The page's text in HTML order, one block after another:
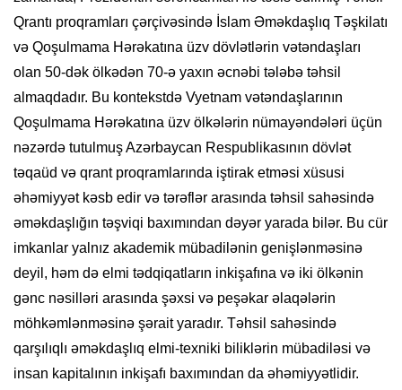
Qrantı proqramları çərçivəsində İslam Əməkdaşlıq Təşkilatı
və Qoşulmama Hərəkatına üzv dövlətlərin vətəndaşları
olan 50-dək ölkədən 70-ə yaxın əcnəbi tələbə təhsil
almaqdadır. Bu kontekstdə Vyetnam vətəndaşlarının
Qoşulmama Hərəkatına üzv ölkələrin nümayəndələri üçün
nəzərdə tutulmuş Azərbaycan Respublikasının dövlət
təqaüd və qrant proqramlarında iştirak etməsi xüsusi
əhəmiyyət kəsb edir və tərəflər arasında təhsil sahəsində
əməkdaşlığın təşviqi baxımından dəyər yarada bilər. Bu cür
imkanlar yalnız akademik mübadilənin genişlənməsinə
deyil, həm də elmi tədqiqatların inkişafına və iki ölkənin
gənc nəsilləri arasında şəxsi və peşəkar əlaqələrin
möhkəmlənməsinə şərait yaradır. Təhsil sahəsində
qarşılıqlı əməkdaşlıq elmi-texniki biliklərin mübadiləsi və
insan kapitalının inkişafı baxımından da əhəmiyyətlidir.